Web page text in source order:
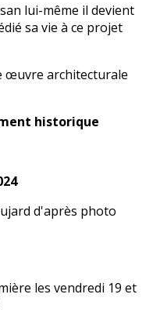
lui-même il devient
sa vie à ce projet
œuvre architecturale
historique
d'après photo
les vendredi 19 et